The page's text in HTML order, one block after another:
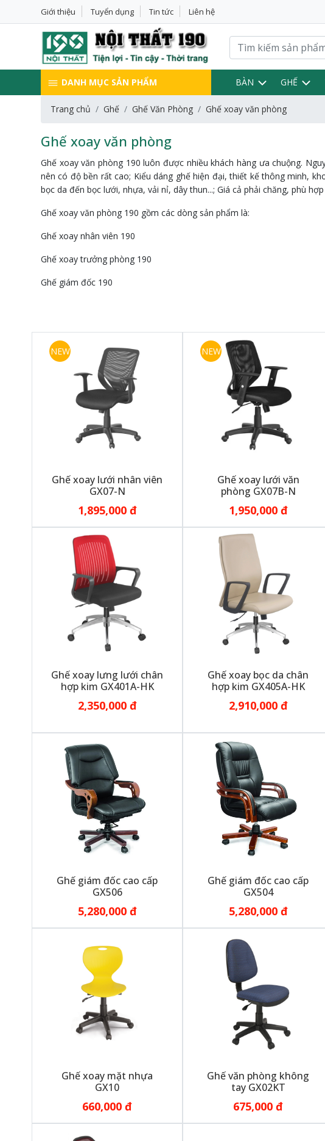
Giới thiệu Tuyển dụng Tin tức Liên hệ
DANH MỤC SẢN PHẨM BÀN GHẾ
Trang chủ Ghế Ghế Văn Phòng Ghế xoay văn phòng
Ghế xoay văn phòng
Ghế xoay văn phòng 190 luôn được nhiều khách hàng ưa chuộng.
nên có độ bền rất cao; Kiểu dáng ghế hiện đại, thiết kế thông minh,
bọc da đến bọc lưới, nhựa, vải nỉ, dây thun...; Giá cả phải chăng, phù
Ghế xoay văn phòng 190 gồm các dòng sản phẩm là:
Ghế xoay nhân viên 190
Ghế xoay trưởng phòng 190
Ghế giám đốc 190
NEW
Ghế xoay lưới nhân viên
GX07-N
1,895,000 đ
NEW
Ghế xoay lưới văn
phòng GX07B-N
1,950,000 đ
Ghế xoay lưng lưới chân
hợp kim GX401A-HK
2,350,000 đ
Ghế xoay bọc da chân
hợp kim GX405A-HK
2,910,000 đ
Ghế giám đốc cao cấp
GX506
5,280,000 đ
Ghế giám đốc cao cấp
GX504
5,280,000 đ
Ghế xoay mặt nhựa
GX10
660,000 đ
Ghế văn phòng không
tay GX02KT
675,000 đ